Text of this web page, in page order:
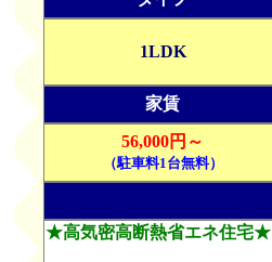
1LDK
家賃
56,000円～
（駐車料1台無料）
★高気密高断熱省エネ住宅★